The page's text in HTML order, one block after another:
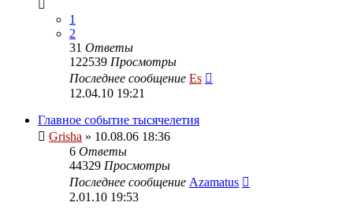
1
2
31 Ответы
122539 Просмотры
Последнее сообщение Es
12.04.10 19:21
Главное событие тысячелетия
Grisha » 10.08.06 18:36
6 Ответы
44329 Просмотры
Последнее сообщение Azamatus
2.01.10 19:53